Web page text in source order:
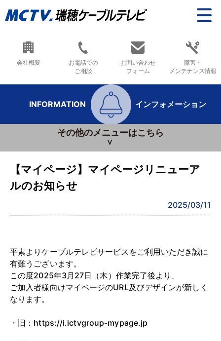
会社概要
お電話での
ご相談
お問い合わせ
フォーム
障害・
メンテナンス情報
INFORMATION インフォメーション
その他のメニューはこちら
【マイページ】マイページリニューア
ルのお知らせ
2025/03/11
平素よりケーブルテレビサービスをご利用いただき誠に
有難うございます。
この度2025年3月27日（木）作業完了後より、
ご加入者様向けマイページのURL及びデザインが新しく
なります。
・旧：https://i.ictvgroup-mypage.jp